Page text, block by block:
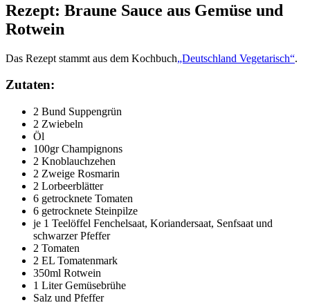
Rezept: Braune Sauce aus Gemüse und
Rotwein
Das Rezept stammt aus dem Kochbuch„Deutschland Vegetarisch“.
Zutaten:
2 Bund Suppengrün
2 Zwiebeln
Öl
100gr Champignons
2 Knoblauchzehen
2 Zweige Rosmarin
2 Lorbeerblätter
6 getrocknete Tomaten
6 getrocknete Steinpilze
je 1 Teelöffel Fenchelsaat, Koriandersaat, Senfsaat und
schwarzer Pfeffer
2 Tomaten
2 EL Tomatenmark
350ml Rotwein
1 Liter Gemüsebrühe
Salz und Pfeffer